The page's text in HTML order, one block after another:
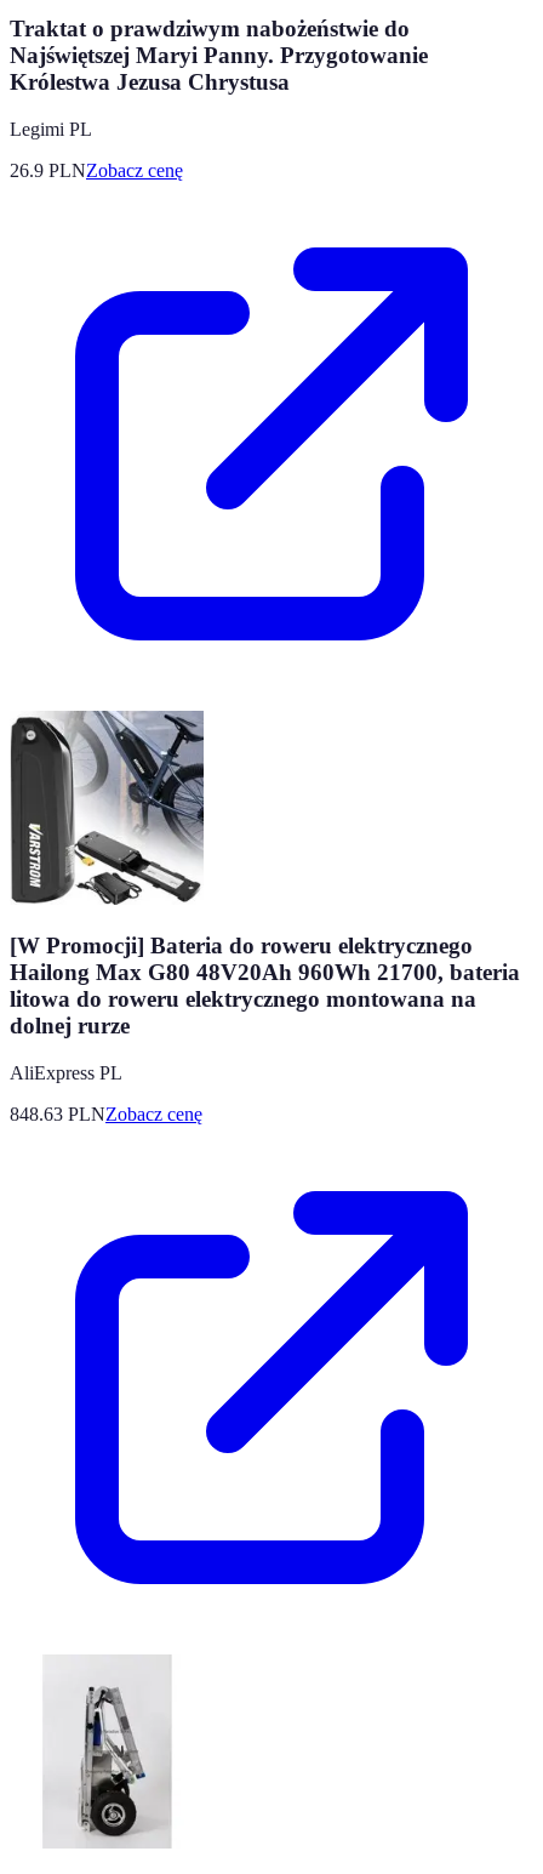
Traktat o prawdziwym nabożeństwie do
Najświętszej Maryi Panny. Przygotowanie
Królestwa Jezusa Chrystusa
Legimi PL
26.9 PLNZobacz cenę
[W Promocji] Bateria do roweru elektrycznego
Hailong Max G80 48V20Ah 960Wh 21700, bateria
litowa do roweru elektrycznego montowana na
dolnej rurze
AliExpress PL
848.63 PLNZobacz cenę